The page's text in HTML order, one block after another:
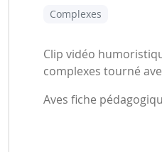
Complexes
Clip vidéo
complexes tourné
Aves fiche